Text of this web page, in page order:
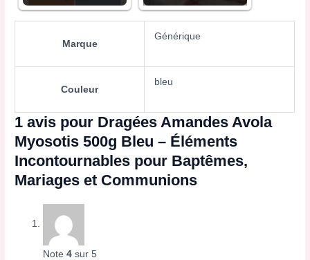
Marque
Générique
Couleur
bleu
1 avis pour Dragées Amandes Avola
Myosotis 500g Bleu – Éléments
Incontournables pour Baptêmes,
Mariages et Communions
Note4 sur 5